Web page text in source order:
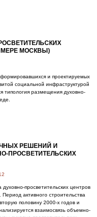
МОСКВЫ)
и проектируемых
социальной инфраструктурой
типология размещения духовно-
РЕШЕНИЙ И
ПРОСВЕТИТЕЛЬСКИХ
просветительских центров
активного строительства
половину 2000-х годов и
взаимосвязь объемно-